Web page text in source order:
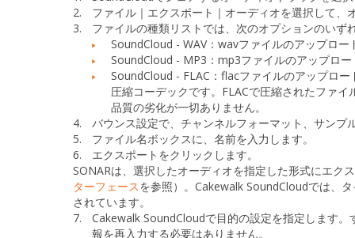
2.
ファイル｜エクスポート｜オーディオを選択して、
3.
ファイルの種類リストでは、次のオプションのいず
SoundCloud - WAV： wavファイルのアップロー
SoundCloud - MP3： mp3ファイルのアップロ
SoundCloud - FLAC： flacファイルのアップロー
圧縮コーデックです。FLACで圧縮されたファ
品質の劣化が一切ありません。
4.
バウンス設定で、チャンネルフォーマット、サンプ
5.
ファイル名ボックスに、名前を入力します。
6.
エクスポートをクリックします。
SONARは、選択したオーディオを指定した形式にエク
ターフェースを参照）。Cakewalk SoundCloudでは、
されています。
7.
Cakewalk SoundCloudで目的の設定を指定します
報を再入力する必要はありません。